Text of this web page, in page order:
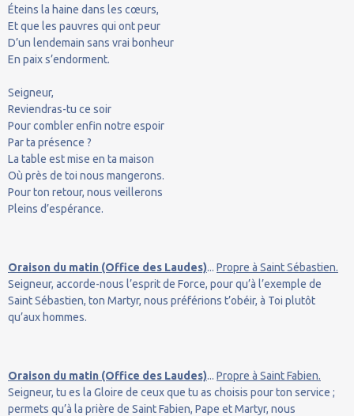
Éteins la haine dans les cœurs,
Et que les pauvres qui ont peur
D’un lendemain sans vrai bonheur
En paix s’endorment.
Seigneur,
Reviendras-tu ce soir
Pour combler enfin notre espoir
Par ta présence ?
La table est mise en ta maison
Où près de toi nous mangerons.
Pour ton retour, nous veillerons
Pleins d’espérance.
Oraison du matin (Office des Laudes)... Propre à Saint Sébastien.
Seigneur, accorde-nous l’esprit de Force, pour qu’à l’exemple de
Saint Sébastien, ton Martyr, nous préférions t’obéir, à Toi plutôt
qu’aux hommes.
Oraison du matin (Office des Laudes)... Propre à Saint Fabien.
Seigneur, tu es la Gloire de ceux que tu as choisis pour ton service ;
permets qu’à la prière de Saint Fabien, Pape et Martyr, nous